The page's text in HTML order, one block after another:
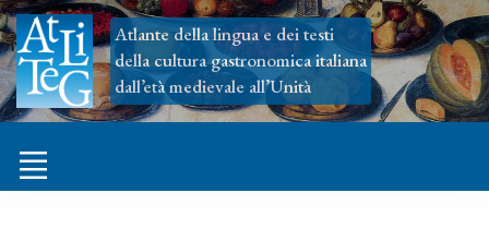
Atlante della lingua e dei testi
della cultura gastronomica italiana
dall’età medievale all’Unità